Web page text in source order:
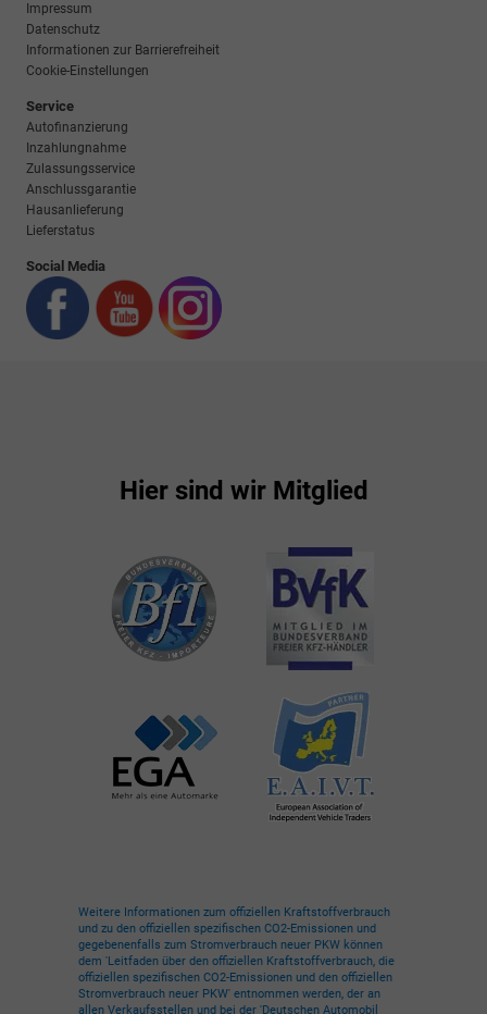
Impressum
Datenschutz
Informationen zur Barrierefreiheit
Cookie-Einstellungen
Service
Autofinanzierung
Inzahlungnahme
Zulassungsservice
Anschlussgarantie
Hausanlieferung
Lieferstatus
Social Media
Hier sind wir Mitglied
Weitere Informationen zum offiziellen Kraftstoffverbrauch
und zu den offiziellen spezifischen CO2-Emissionen und
gegebenenfalls zum Stromverbrauch neuer PKW können
dem 'Leitfaden über den offiziellen Kraftstoffverbrauch, die
offiziellen spezifischen CO2-Emissionen und den offiziellen
Stromverbrauch neuer PKW' entnommen werden, der an
allen Verkaufsstellen und bei der 'Deutschen Automobil